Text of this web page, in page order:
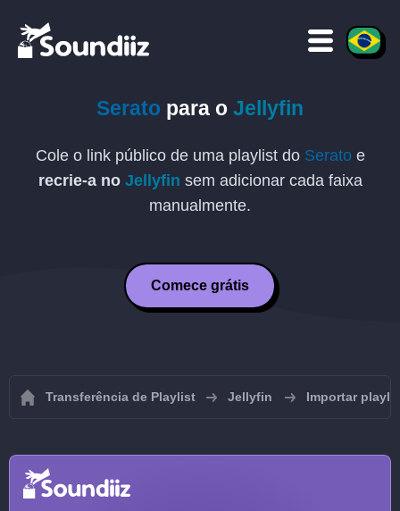
Serato para o Jellyfin
Cole o link público de uma playlist do Seratoe
recrie-a no Jellyfin sem adicionar cada faixa
manualmente.
Comece grátis
Transferência de Playlist Jellyfin Importar